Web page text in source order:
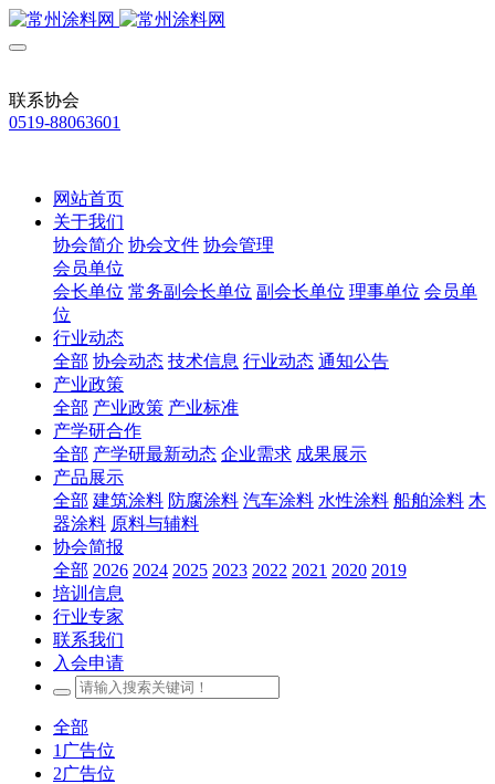
联系协会
0519-88063601
网站首页
关于我们
协会简介 协会文件 协会管理
会员单位
会长单位 常务副会长单位 副会长单位 理事单位 会员单
位
行业动态
全部 协会动态 技术信息 行业动态 通知公告
产业政策
全部 产业政策 产业标准
产学研合作
全部 产学研最新动态 企业需求 成果展示
产品展示
全部 建筑涂料 防腐涂料 汽车涂料 水性涂料 船舶涂料 木
器涂料 原料与辅料
协会简报
全部 2026 2024 2025 2023 2022 2021 2020 2019
培训信息
行业专家
联系我们
入会申请
全部
1广告位
2广告位